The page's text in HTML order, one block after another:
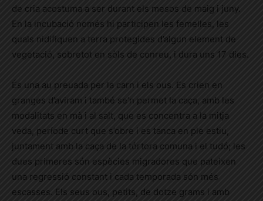
de cria acostuma a ser durant els mesos de maig i juny.
En la incubació només hi participen les femelles, les
quals nidifiquen a terra protegides d’algun element de
vegetació, sobretot en sòls de conreu, i dura uns 17 dies.
És una au preuada per la carn i els ous. Es crien en
granges d’aviram i també se’n permet la caça, amb les
modalitats en mà i al salt, que es concentra a la mitja
veda, període curt que s’obre i es tanca en ple estiu,
juntament amb la caça de la tórtora comuna i el tudó; les
dues primeres són espècies migradores que pateixen
una regressió constant i cada temporada són més
escasses. Els seus ous, petits, de dotze grams i amb